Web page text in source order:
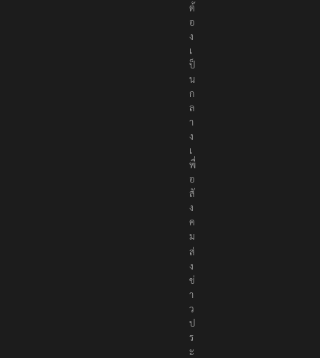
ต้
อ
ง
เ
ป็
น
ก
ล
า
ง
เ
พื่
อ
สั
ง
ค
ม
ส่
ง
ข่
า
ว
ป
ร
ะ